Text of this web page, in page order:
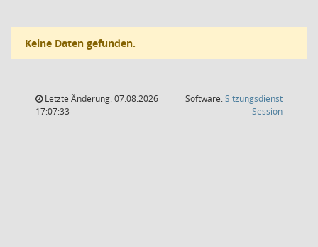
Keine Daten gefunden.
Letzte Änderung: 07.08.2026
17:07:33
Software:Sitzungsdienst
Session(Wird in